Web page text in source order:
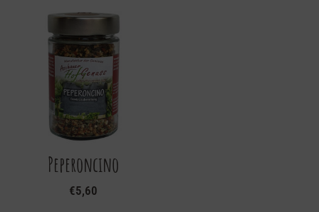
Peperoncino
€5,60